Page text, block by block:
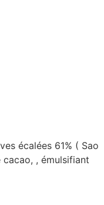
écalées 61% ( Sao
, émulsifiant